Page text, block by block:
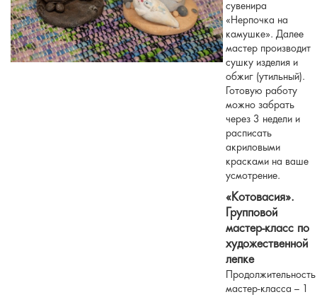
сувенира
«Нерпочка на
камушке». Далее
мастер производит
сушку изделия и
обжиг (утильный).
Готовую работу
можно забрать
через 3 недели и
расписать
акриловыми
красками на ваше
усмотрение.
«Котовасия».
Групповой
мастер-класс по
художественной
лепке
Продолжительность
мастер-класса – 1